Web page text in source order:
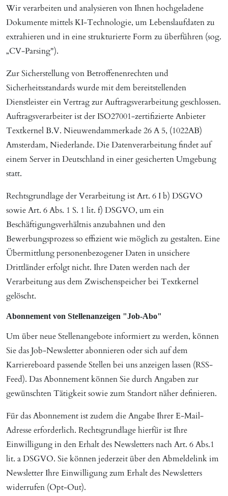
Wir verarbeiten und analysieren von Ihnen hochgeladene
Dokumente mittels KI-Technologie, um Lebenslaufdaten zu
extrahieren und in eine strukturierte Form zu überführen (sog.
„CV-Parsing").
Zur Sicherstellung von Betroffenenrechten und
Sicherheitsstandards wurde mit dem bereitstellenden
Dienstleister ein Vertrag zur Auftragsverarbeitung geschlossen.
Auftragsverarbeiter ist der ISO27001-zertifizierte Anbieter
Textkernel B.V. Nieuwendammerkade 26 A 5, (1022AB)
Amsterdam, Niederlande. Die Datenverarbeitung findet auf
einem Server in Deutschland in einer gesicherten Umgebung
statt.
Rechtsgrundlage der Verarbeitung ist Art. 6 I b) DSGVO
sowie Art. 6 Abs. 1 S. 1 lit. f) DSGVO, um ein
Beschäftigungsverhältnis anzubahnen und den
Bewerbungsprozess so effizient wie möglich zu gestalten. Eine
Übermittlung personenbezogener Daten in unsichere
Drittländer erfolgt nicht. Ihre Daten werden nach der
Verarbeitung aus dem Zwischenspeicher bei Textkernel
gelöscht.
Abonnement von Stellenanzeigen "Job-Abo"
Um über neue Stellenangebote informiert zu werden, können
Sie das Job-Newsletter abonnieren oder sich auf dem
Karriereboard passende Stellen bei uns anzeigen lassen (RSS-
Feed). Das Abonnement können Sie durch Angaben zur
gewünschten Tätigkeit sowie zum Standort näher definieren.
Für das Abonnement ist zudem die Angabe Ihrer E-Mail-
Adresse erforderlich. Rechtsgrundlage hierfür ist Ihre
Einwilligung in den Erhalt des Newsletters nach Art. 6 Abs.1
lit. a DSGVO. Sie können jederzeit über den Abmeldelink im
Newsletter Ihre Einwilligung zum Erhalt des Newsletters
widerrufen (Opt-Out).